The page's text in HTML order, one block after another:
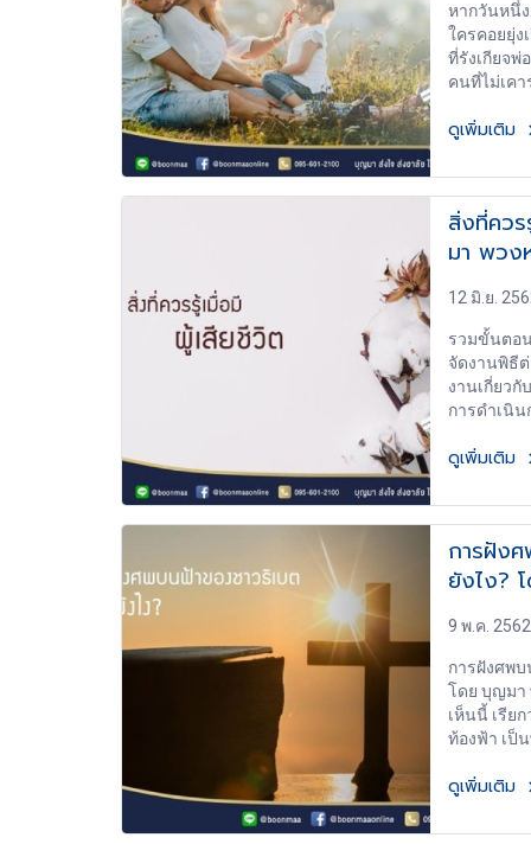
ยังไม่พอ ก่
ชีวิตของตั
เป้าหมายที่
ต้องการเ
กำหนดชีวิต
จริงๆนั้นคือ
หากวันหนึ่ง
ใครคอยยุ่ง
ที่รังเกียจพ่
คนที่ไม่เคา
ของเขาเอ
เอง จะมีใจ
คนที่ให้อภัย
เขาจะให้อ
ดูเพิ่มเติม
สิ่งที่คว
มา พวง
12 มิ.ย.
รวมขั้นตอ
จัดงานพิธีต่
งานเกี่ยวกั
การดำเนิน
สมาชิกเสีย
หลวงอาบ
หลวงอาบ
ทำบุญ ๗ วั
ศพ ▶พิธีทำ
ศพ ▶พิธีฌ
เพลิงศพแบ
ดูเพิ่มเติม
การฝังศ
ยังไง?
9 พ.ค. 2562
การฝังศพบ
โดย บุญมา
เห็นนี้ เรีย
ท้องฟ้า เป็
เห็นนี้ เรียก
ชำแหละศ
ดูเพิ่มเติม